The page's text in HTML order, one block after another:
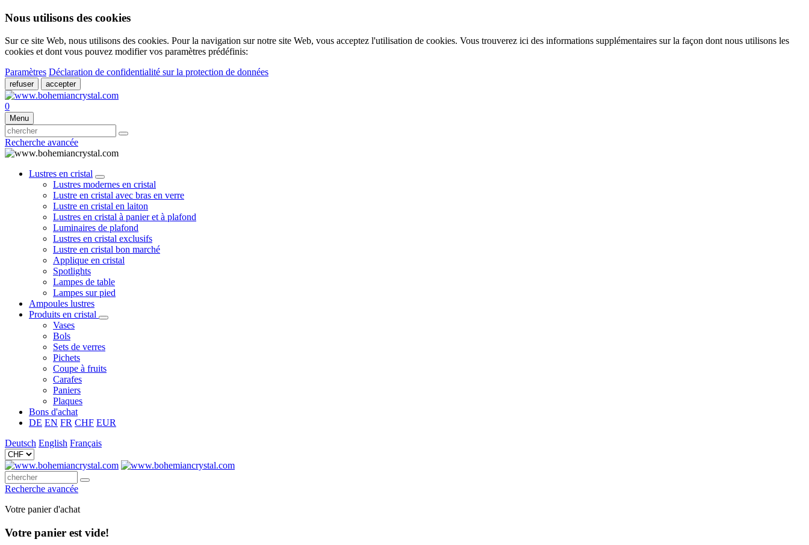
Nous utilisons des cookies
Sur ce site Web, nous utilisons des cookies. Pour la navigation sur notre site Web, vous acceptez l'utilisation de cookies. Vous trouverez ici des informations supplémentaires sur la façon dont nous utilisons les
cookies et dont vous pouvez modifier vos paramètres prédéfinis:
Paramètres Déclaration de confidentialité sur la protection de données
refuser accepter
0
Menu
Recherche avancée
Lustres en cristal
Lustres modernes en cristal
Lustre en cristal avec bras en verre
Lustre en cristal en laiton
Lustres en cristal à panier et à plafond
Luminaires de plafond
Lustres en cristal exclusifs
Lustre en cristal bon marché
Applique en cristal
Spotlights
Lampes de table
Lampes sur pied
Ampoules lustres
Produits en cristal
Vases
Bols
Sets de verres
Pichets
Coupe à fruits
Carafes
Paniers
Plaques
Bons d'achat
DE EN FR CHF EUR
Deutsch English Français
Recherche avancée
Votre panier d'achat
Votre panier est vide!